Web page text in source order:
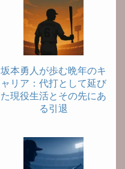
坂本勇人が歩む晩年のキ
ャリア：代打として延び
た現役生活とその先にあ
る引退